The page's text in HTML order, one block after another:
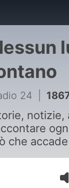
24 1867 -
notizie,
che
di più,